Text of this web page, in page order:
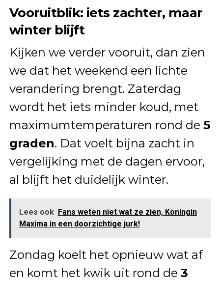
Vooruitblik: iets zachter, maar
winter blijft
Kijken we verder vooruit, dan zien
we dat het weekend een lichte
verandering brengt. Zaterdag
wordt het iets minder koud, met
maximumtemperaturen rond de 5
graden. Dat voelt bijna zacht in
vergelijking met de dagen ervoor,
al blijft het duidelijk winter.
Lees ook Fans weten niet wat ze zien, Koningin
Maxima in een doorzichtige jurk!
Zondag koelt het opnieuw wat af
en komt het kwik uit rond de 3